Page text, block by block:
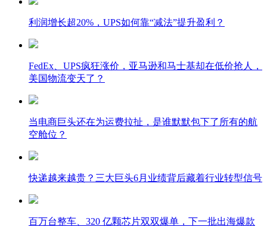
利润增长超20%，UPS如何靠“减法”提升盈利？
FedEx、UPS疯狂涨价，亚马逊和马士基却在低价抢人，
美国物流变天了？
当电商巨头还在为运费拉扯，是谁默默包下了所有的航
空舱位？
快递越来越贵？三大巨头6月业绩背后藏着行业转型信号
百万台整车、320 亿颗芯片双双爆单，下一批出海爆款